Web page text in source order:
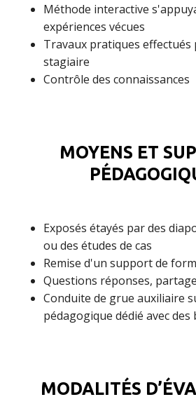
Méthode interactive
expériences vécues
Travaux pratiques effectués
stagiaire
Contrôle des connaissances
MOYENS ET
Exposés étayés par des
ou des études de cas
Remise d'un support de
Questions réponses,
Conduite de grue auxiliaire
pédagogique dédié avec des
MODALITÉS